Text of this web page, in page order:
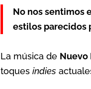
No nos sentimos
estilos parecidos
La música de Nuevo
toquesindies